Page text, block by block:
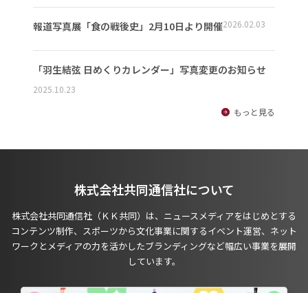
報道写真展「食の戦後史」2月10日より開催2026.02.03
「羽生結弦 日めくりカレンダー」写真変更のお知らせ
2025.10.23
もっと見る
株式会社共同通信社について
株式会社共同通信社（ＫＫ共同）は、ニュースメディアをはじめとする
コンテンツ制作、スポーツから文化事業に関するイベント運営、ネット
ワークとメディアの力を活かしたブランディングなど幅広い事業を展開
しています。